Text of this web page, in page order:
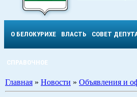
О БЕЛОКУРИХЕ ВЛАСТЬ СОВЕТ
СПРАВОЧНОЕ
Главная » Новости » Объявления и